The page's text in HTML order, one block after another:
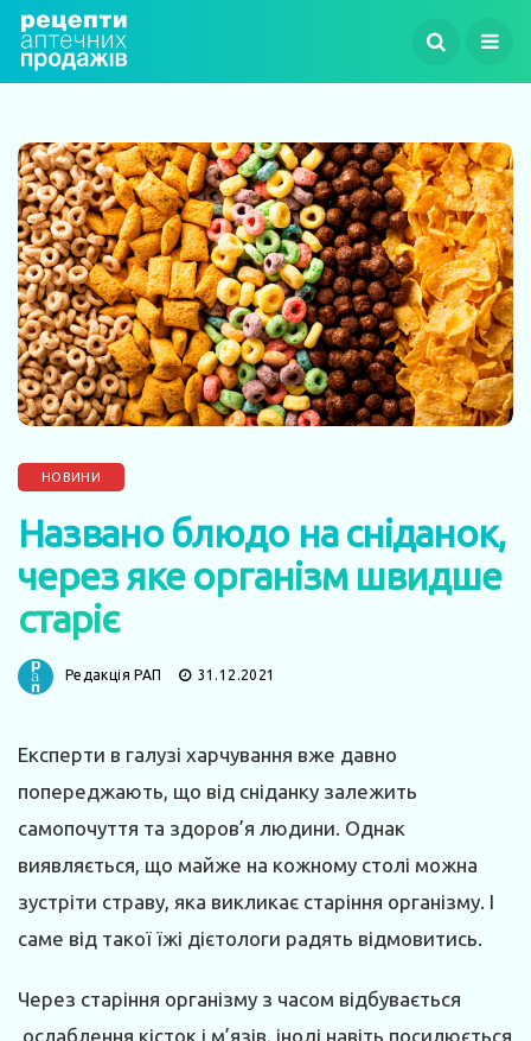
НОВИНИ
Названо блюдо на сніданок,
через яке організм швидше
старіє
Редакція РАП 31.12.2021
Експерти в галузі харчування вже давно
попереджають, що від сніданку залежить
самопочуття та здоров’я людини. Однак
виявляється, що майже на кожному столі можна
зустріти страву, яка викликає старіння організму. І
саме від такої їжі дієтологи радять відмовитись.
Через старіння організму з часом відбувається
ослаблення кісток і м’язів, іноді навіть посилюється